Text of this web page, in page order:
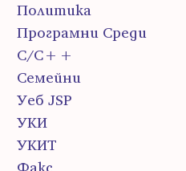
Политика
Програмни Среди
С/С++
Семейни
Уеб JSP
УКИ
УКИТ